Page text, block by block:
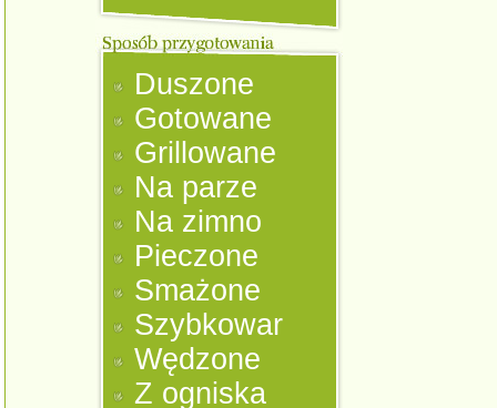
Duszone
Gotowane
Grillowane
Na parze
Na zimno
Pieczone
Smażone
Szybkowar
Wędzone
Z ogniska